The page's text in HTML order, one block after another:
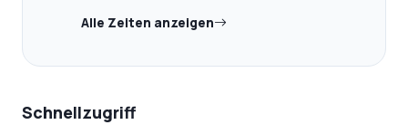
Alle Zeiten anzeigen
Schnellzugriff